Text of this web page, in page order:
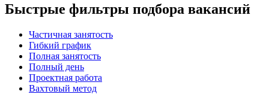
Быстрые фильтры подбора вакансий
Частичная занятость
Гибкий график
Полная занятость
Полный день
Проектная работа
Вахтовый метод